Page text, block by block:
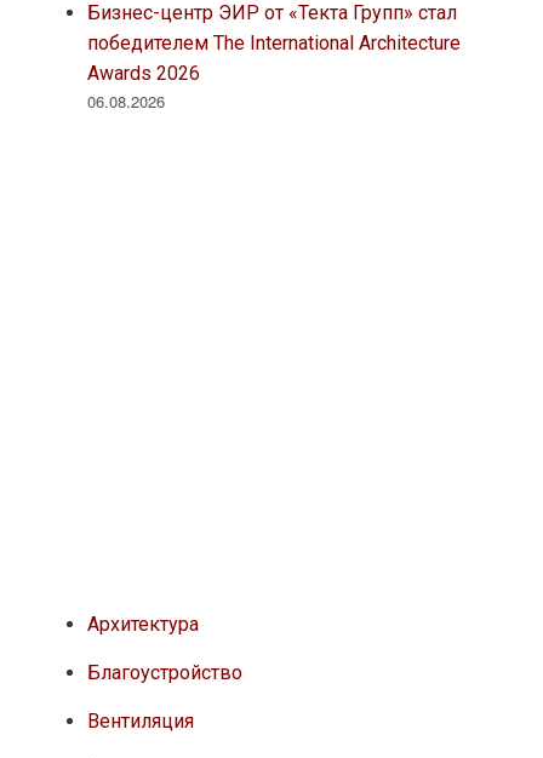
Бизнес-центр ЭИР от «Текта Групп» стал
победителем The International Architecture
Awards 2026
06.08.2026
Архитектура
Благоустройство
Вентиляция